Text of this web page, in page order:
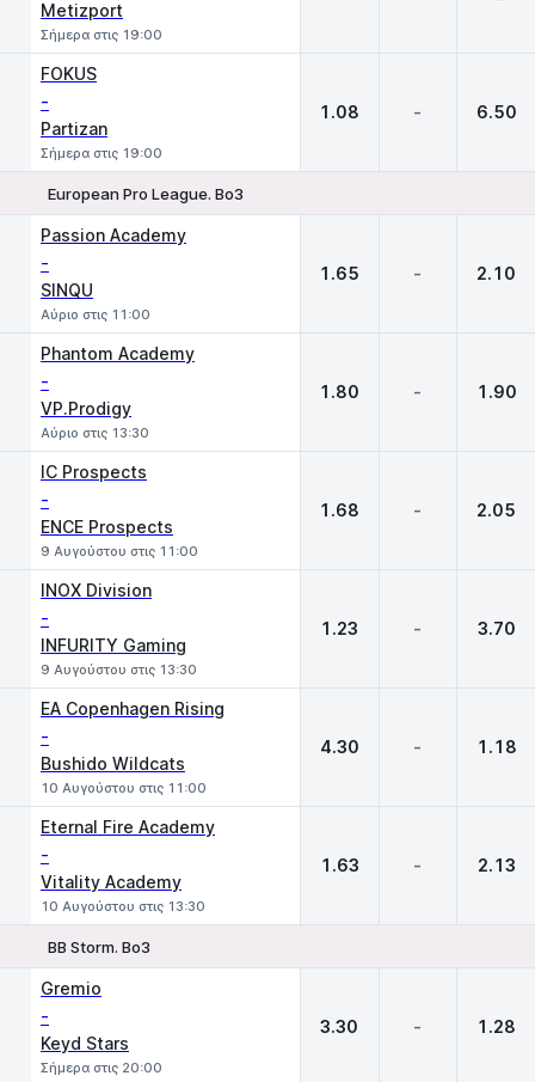
Metizport
Σήμερα στις 19:00
FOKUS
-
Partizan
Σήμερα στις 19:00
1.08 - 6.50
European Pro League. Bo3
Passion Academy
-
SINQU
Αύριο στις 11:00
1.65 - 2.10
Phantom Academy
-
VP.Prodigy
Αύριο στις 13:30
1.80 - 1.90
IC Prospects
-
ENCE Prospects
9 Αυγούστου στις 11:00
1.68 - 2.05
INOX Division
-
INFURITY Gaming
9 Αυγούστου στις 13:30
1.23 - 3.70
EA Copenhagen Rising
-
Bushido Wildcats
10 Αυγούστου στις 11:00
4.30 - 1.18
Eternal Fire Academy
-
Vitality Academy
10 Αυγούστου στις 13:30
1.63 - 2.13
BB Storm. Bo3
Gremio
-
Keyd Stars
Σήμερα στις 20:00
3.30 - 1.28